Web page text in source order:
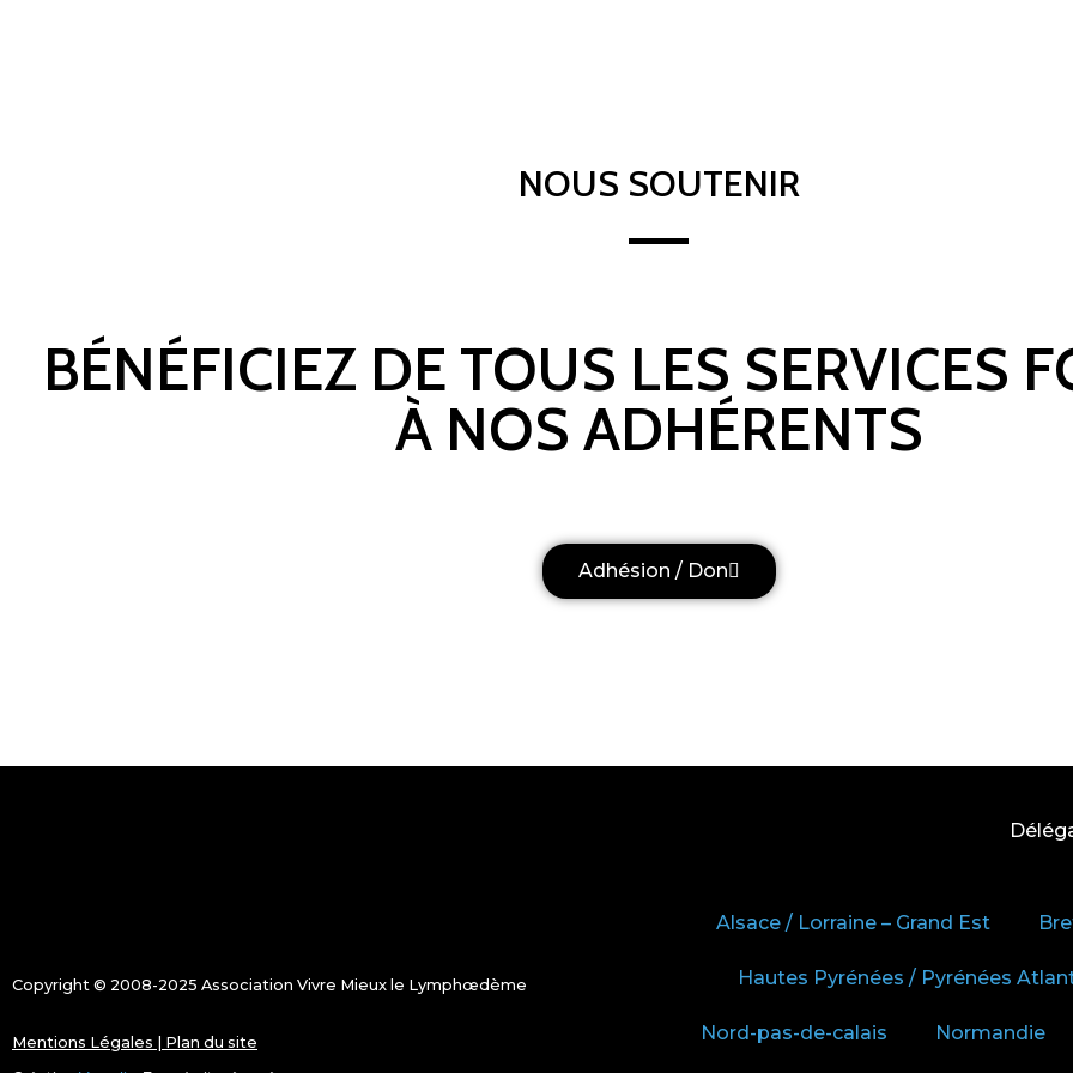
NOUS SOUTENIR
BÉNÉFICIEZ DE TOUS LES SERVICES
À NOS ADHÉRENTS
Adhésion / Don
Copyright © 2008-2025 Association Vivre Mieux le Lymphœdème
Mentions Légales Plan du site
Alsace / Lorraine – Grand Est
Hautes Pyrénées / Pyrénées
Nord-pas-de-calais Normandie